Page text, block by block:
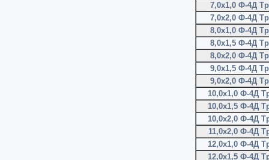
7,0х1,0 Ф-4Д
7,0х2,0 Ф-4Д
8,0х1,0 Ф-4Д
8,0х1,5 Ф-4Д
8,0х2,0 Ф-4Д
9,0х1,5 Ф-4Д
9,0х2,0 Ф-4Д
10,0х1,0 Ф-4Д
10,0х1,5 Ф-4Д
10,0х2,0 Ф-4Д
11,0х2,0 Ф-4Д
12,0х1,0 Ф-4Д
12,0х1,5 Ф-4Д